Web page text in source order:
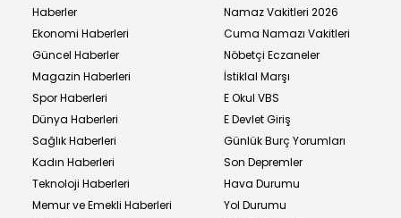
Haberler
Ekonomi Haberleri
Güncel Haberler
Magazin Haberleri
Spor Haberleri
Dünya Haberleri
Sağlık Haberleri
Kadın Haberleri
Teknoloji Haberleri
Memur ve Emekli Haberleri
Namaz Vakitleri 2026
Cuma Namazı Vakitleri
Nöbetçi Eczaneler
İstiklal Marşı
E Okul VBS
E Devlet Giriş
Günlük Burç Yorumları
Son Depremler
Hava Durumu
Yol Durumu